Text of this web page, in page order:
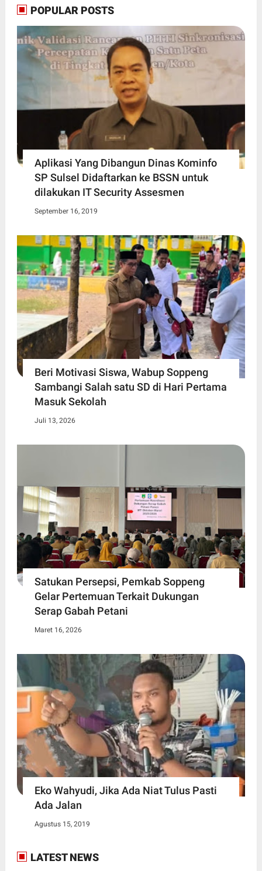
POPULAR POSTS
Aplikasi Yang Dibangun Dinas Kominfo
SP Sulsel Didaftarkan ke BSSN untuk
dilakukan IT Security Assesmen
September 16, 2019
Beri Motivasi Siswa, Wabup Soppeng
Sambangi Salah satu SD di Hari Pertama
Masuk Sekolah
Juli 13, 2026
Satukan Persepsi, Pemkab Soppeng
Gelar Pertemuan Terkait Dukungan
Serap Gabah Petani
Maret 16, 2026
Eko Wahyudi, Jika Ada Niat Tulus Pasti
Ada Jalan
Agustus 15, 2019
LATEST NEWS